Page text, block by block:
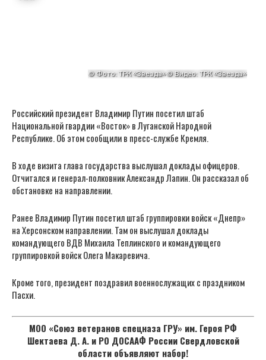
Российский президент Владимир Путин посетил штаб
Национальной гвардии «Восток» в Луганской Народной
Республике. Об этом сообщили в пресс-службе Кремля.
В ходе визита глава государства выслушал доклады офицеров.
Отчитался и генерал-полковник Александр Лапин. Он рассказал об
обстановке на направлении.
Ранее Владимир Путин посетил штаб группировки войск «Днепр»
на Херсонском направлении. Там он выслушал доклады
командующего ВДВ Михаила Теплинского и командующего
группировкой войск Олега Макаревича.
Кроме того, президент поздравил военнослужащих с праздником
Пасхи.
МОО «Союз ветеранов спецназа ГРУ» им. Героя РФ
Шектаева Д. А. и РО ДОСААФ России Свердловской
области объявляют набор!